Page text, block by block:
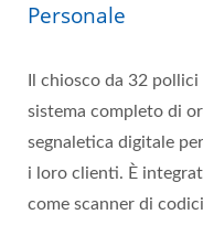
Personale
Il chiosco da 32
sistema completo di
segnaletica digitale
i loro clienti. È
come scanner di